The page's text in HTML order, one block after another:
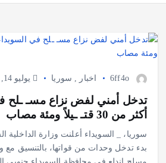
ل
6ff4o اخبار سوريا يوليو 14, 2025
تدخل أمني لفض نزاع مسـ ـلح
أكثر من 30 قتـ ـيلاً ومئة مصاب
سوريا، _ السويداء أعلنت وزارة الداخلية
بدء تدخل وحدات من قواتها، بالتنسيق مع